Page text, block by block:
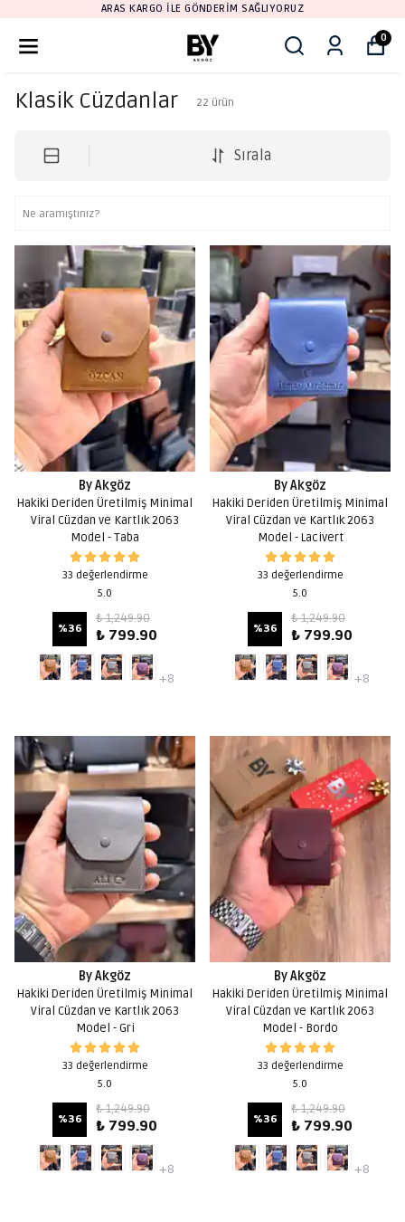
ARAS KARGO İLE GÖNDERİM SAĞLIYORUZ
0
Klasik Cüzdanlar 22 ürün
Sırala
By Akgöz
Hakiki Deriden Üretilmiş Minimal
Viral Cüzdan ve Kartlık 2063
Model - Taba
33 değerlendirme
5.0
%36
₺ 1,249.90
₺ 799.90
+8
By Akgöz
Hakiki Deriden Üretilmiş Minimal
Viral Cüzdan ve Kartlık 2063
Model - Lacivert
33 değerlendirme
5.0
%36
₺ 1,249.90
₺ 799.90
+8
By Akgöz
Hakiki Deriden Üretilmiş Minimal
Viral Cüzdan ve Kartlık 2063
Model - Gri
33 değerlendirme
5.0
%36
₺ 1,249.90
₺ 799.90
+8
By Akgöz
Hakiki Deriden Üretilmiş Minimal
Viral Cüzdan ve Kartlık 2063
Model - Bordo
33 değerlendirme
5.0
%36
₺ 1,249.90
₺ 799.90
+8